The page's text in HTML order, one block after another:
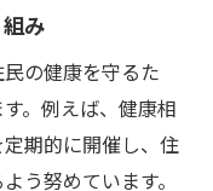
み
の健康を守るた
。例えば、健康相
期的に開催し、住
う努めています。